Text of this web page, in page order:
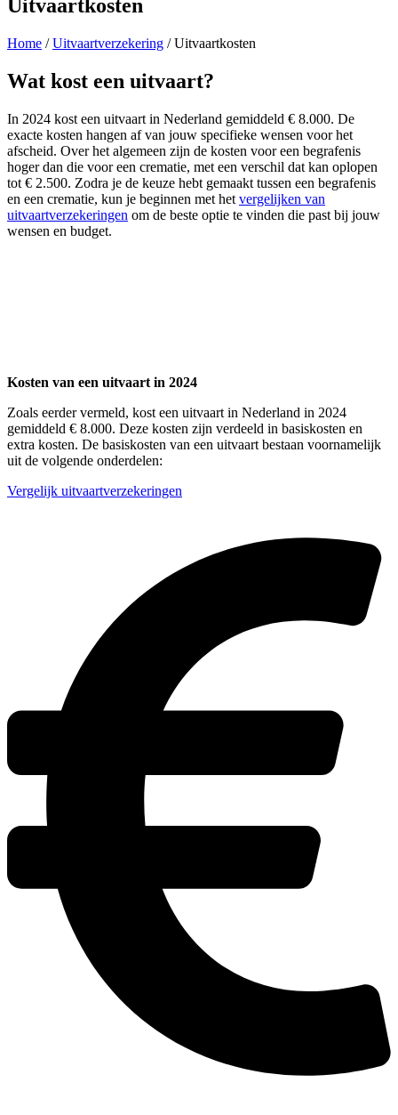
Uitvaartkosten
Home /Uitvaartverzekering /Uitvaartkosten
Wat kost een uitvaart?
In 2024 kost een uitvaart in Nederland gemiddeld € 8.000. De
exacte kosten hangen af van jouw specifieke wensen voor het
afscheid. Over het algemeen zijn de kosten voor een begrafenis
hoger dan die voor een crematie, met een verschil dat kan oplopen
tot € 2.500. Zodra je de keuze hebt gemaakt tussen een begrafenis
en een crematie, kun je beginnen met het vergelijken van
uitvaartverzekeringen om de beste optie te vinden die past bij jouw
wensen en budget.
Kosten van een uitvaart in 2024
Zoals eerder vermeld, kost een uitvaart in Nederland in 2024
gemiddeld € 8.000. Deze kosten zijn verdeeld in basiskosten en
extra kosten. De basiskosten van een uitvaart bestaan voornamelijk
uit de volgende onderdelen:
Vergelijk uitvaartverzekeringen